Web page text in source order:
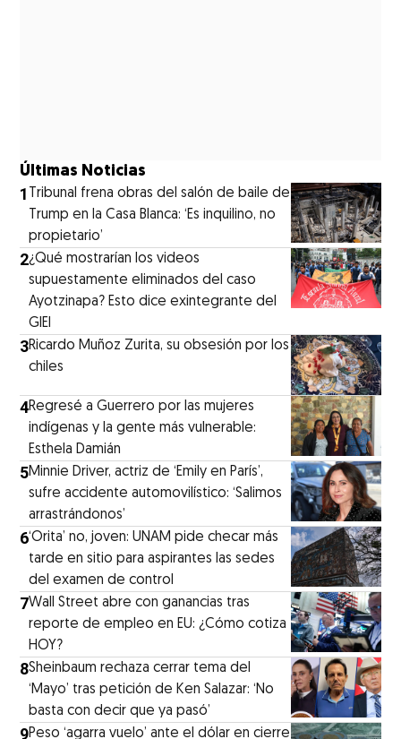
Últimas Noticias
1
Tribunal frena obras del salón de baile de
Trump en la Casa Blanca: ‘Es inquilino, no
propietario’
2¿Qué mostrarían los videos
supuestamente eliminados del caso
Ayotzinapa? Esto dice exintegrante del
GIEI
3Ricardo Muñoz Zurita, su obsesión por los
chiles
4Regresé a Guerrero por las mujeres
indígenas y la gente más vulnerable:
Esthela Damián
5Minnie Driver, actriz de ‘Emily en París’,
sufre accidente automovilístico: ‘Salimos
arrastrándonos’
6‘Orita’ no, joven: UNAM pide checar más
tarde en sitio para aspirantes las sedes
del examen de control
7Wall Street abre con ganancias tras
reporte de empleo en EU: ¿Cómo cotiza
HOY?
8Sheinbaum rechaza cerrar tema del
‘Mayo’ tras petición de Ken Salazar: ‘No
basta con decir que ya pasó’
9Peso ‘agarra vuelo’ ante el dólar en cierre